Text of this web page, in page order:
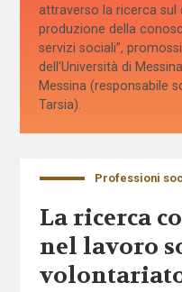
attraverso la ricerca sul
produzione della
servizi sociali”,
dell’Università di
Messina (responsabile
Tarsia).
Professioni
La ricerca
nel lavoro